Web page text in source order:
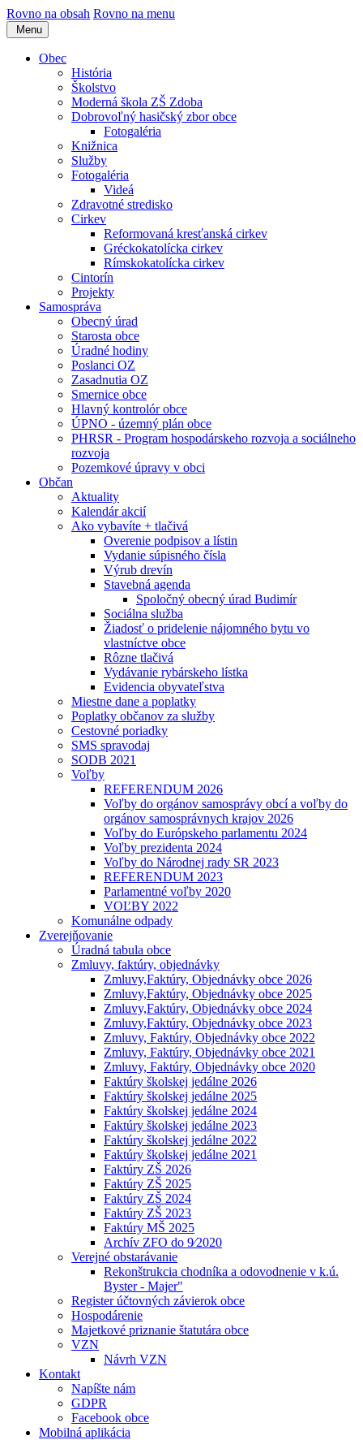
Rovno na obsah Rovno na menu
Menu
Obec
História
Školstvo
Moderná škola ZŠ Zdoba
Dobrovoľný hasičský zbor obce
Fotogaléria
Knižnica
Služby
Fotogaléria
Videá
Zdravotné stredisko
Cirkev
Reformovaná kresťanská cirkev
Gréckokatolícka cirkev
Rímskokatolícka cirkev
Cintorín
Projekty
Samospráva
Obecný úrad
Starosta obce
Úradné hodiny
Poslanci OZ
Zasadnutia OZ
Smernice obce
Hlavný kontrolór obce
ÚPNO - územný plán obce
PHRSR - Program hospodárskeho rozvoja a sociálneho
rozvoja
Pozemkové úpravy v obci
Občan
Aktuality
Kalendár akcií
Ako vybavíte + tlačivá
Overenie podpisov a lístin
Vydanie súpisného čísla
Výrub drevín
Stavebná agenda
Spoločný obecný úrad Budimír
Sociálna služba
Žiadosť o pridelenie nájomného bytu vo
vlastníctve obce
Rôzne tlačivá
Vydávanie rybárskeho lístka
Evidencia obyvateľstva
Miestne dane a poplatky
Poplatky občanov za služby
Cestovné poriadky
SMS spravodaj
SODB 2021
Voľby
REFERENDUM 2026
Voľby do orgánov samosprávy obcí a voľby do
orgánov samosprávnych krajov 2026
Voľby do Európskeho parlamentu 2024
Voľby prezidenta 2024
Voľby do Národnej rady SR 2023
REFERENDUM 2023
Parlamentné voľby 2020
VOĽBY 2022
Komunálne odpady
Zverejňovanie
Úradná tabula obce
Zmluvy, faktúry, objednávky
Zmluvy,Faktúry, Objednávky obce 2026
Zmluvy,Faktúry, Objednávky obce 2025
Zmluvy,Faktúry, Objednávky obce 2024
Zmluvy,Faktúry, Objednávky obce 2023
Zmluvy, Faktúry, Objednávky obce 2022
Zmluvy, Faktúry, Objednávky obce 2021
Zmluvy, Faktúry, Objednávky obce 2020
Faktúry školskej jedálne 2026
Faktúry školskej jedálne 2025
Faktúry školskej jedálne 2024
Faktúry školskej jedálne 2023
Faktúry školskej jedálne 2022
Faktúry školskej jedálne 2021
Faktúry ZŠ 2026
Faktúry ZŠ 2025
Faktúry ZŠ 2024
Faktúry ZŠ 2023
Faktúry MŠ 2025
Archív ZFO do 9⁄2020
Verejné obstarávanie
Rekonštrukcia chodníka a odovodnenie v k.ú.
Byster - Majer"
Register účtovných závierok obce
Hospodárenie
Majetkové priznanie štatutára obce
VZN
Návrh VZN
Kontakt
Napíšte nám
GDPR
Facebook obce
Mobilná aplikácia